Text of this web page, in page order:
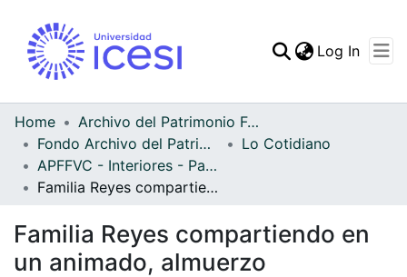
Statistics
Log In
Home
Archivo del Patrimonio Fotográfico y Fílmico del Valle del Cauca
Fondo Archivo del Patrimonio Fotográfico y Fílmico del Valle del Cauca
Lo Cotidiano
APFFVC - Interiores - Patrimonial
Familia Reyes compartiendo en un animado, almuerzo
Familia Reyes compartiendo en
un animado, almuerzo